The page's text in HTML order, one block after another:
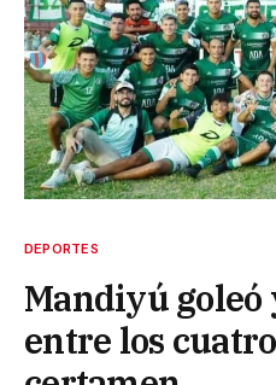
DEPORTES
Mandiyú goleó
entre los